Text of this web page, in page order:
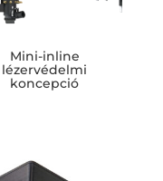
Mini-inline
lézervédelmi
koncepció